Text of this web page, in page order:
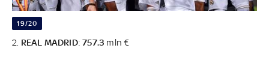
19/20
2. REAL MADRID:757.3 mln €